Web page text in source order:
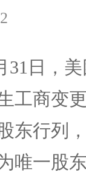
31日，
工商变
东行列
唯一股